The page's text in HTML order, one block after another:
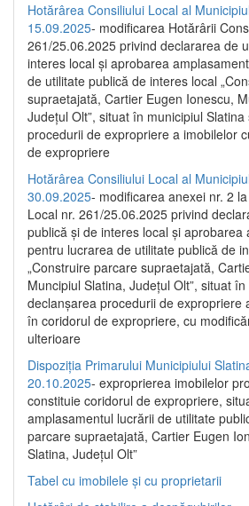
Hotărârea Consiliului Local al
15.09.2025- modificarea Hotărârii
261/25.06.2025 privind declararea de
interes local și aprobarea
de utilitate publică de interes local
supraetajată, Cartier Eugen Ionescu,
Județul Olt”, situat în municipiul
procedurii de expropriere a imobilelor
de expropriere
Hotărârea Consiliului Local al
30.09.2025- modificarea anexei nr. 2
Local nr. 261/25.06.2025 privind
publică şi de interes local şi aprobarea
pentru lucrarea de utilitate publică de
„Construire parcare supraetajată,
Muncipiul Slatina, Judeţul Olt”, situat
declanşarea procedurii de expropriere
în coridorul de expropriere, cu
ulterioare
Dispoziția Primarului Municipiului
20.10.2025- exproprierea imobilelor
constituie coridorul de expropriere,
amplasamentul lucrării de utilitate
parcare supraetajată, Cartier Eugen
Slatina, Județul Olt”
Tabel cu imobilele și cu proprietarii